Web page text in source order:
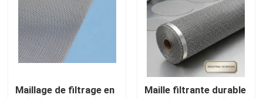
À la maison
Maillage de filtrage en
Maille filtrante durable